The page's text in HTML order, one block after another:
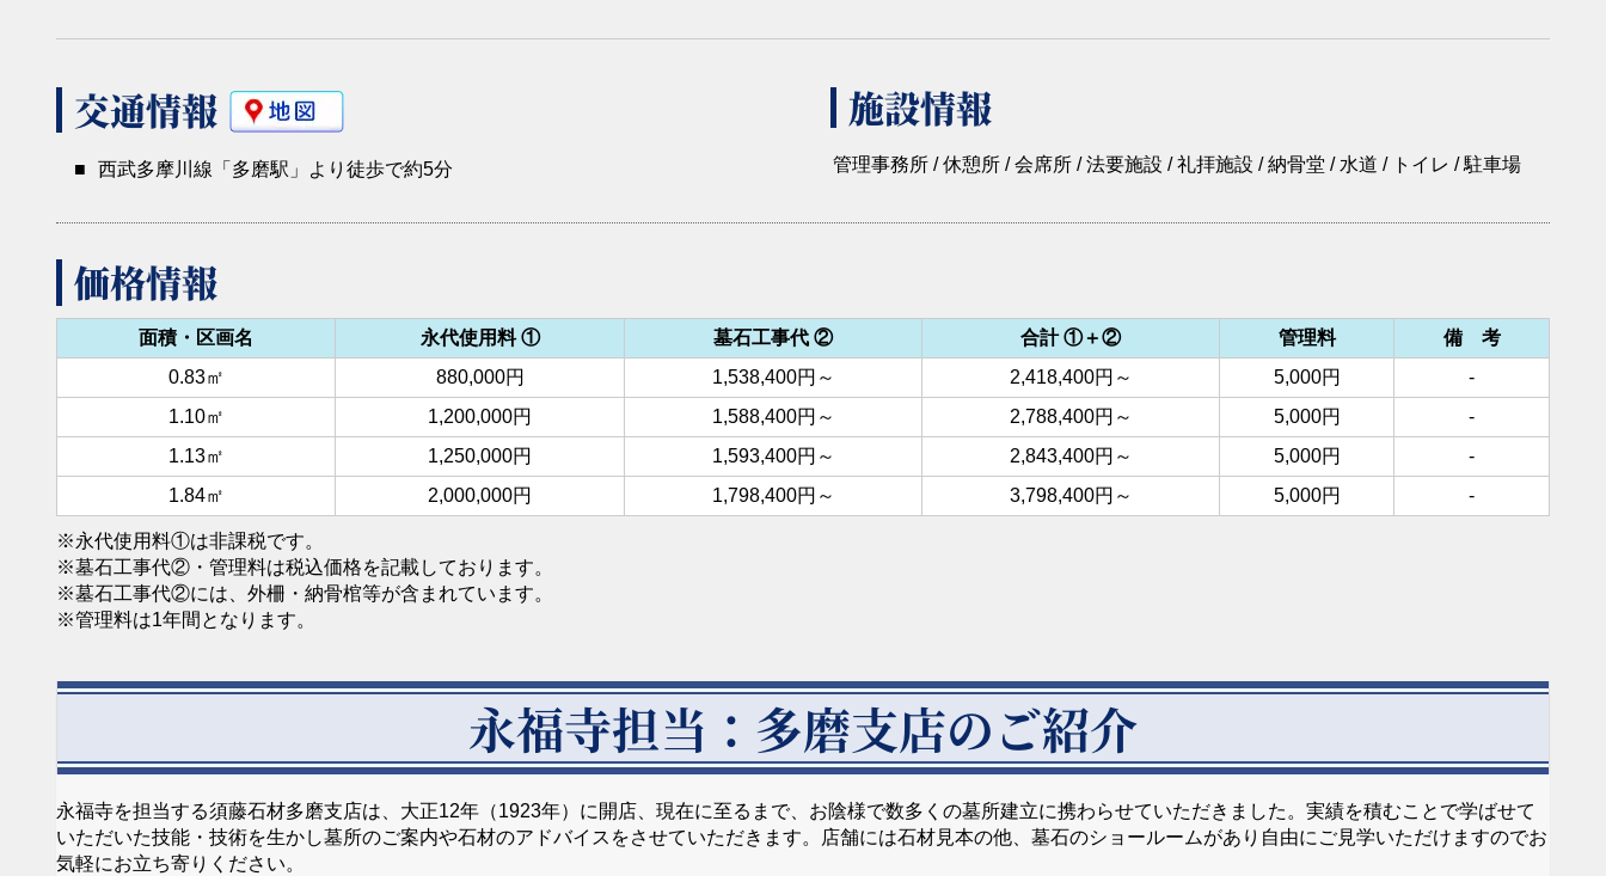
交通情報
■ 西武多摩川線「多磨駅」より徒歩で約5分
施設情報
管理事務所 / 休憩所 / 会席所 / 法要施設 / 礼拝施設 / 納骨堂 / 水道 / トイレ / 駐車場
価格情報
面積・区画名 永代使用料 ① 墓石工事代 ② 合計 ①＋② 管理料
備 考
0.83㎡
880,000円 1,538,400円～ 2,418,400円～ 5,000円
-
1.10㎡
1,200,000円 1,588,400円～ 2,788,400円～ 5,000円
-
1.13㎡
1,250,000円 1,593,400円～ 2,843,400円～ 5,000円
-
1.84㎡
2,000,000円 1,798,400円～ 3,798,400円～ 5,000円 -
※永代使用料①は非課税です。
※墓石工事代②・管理料は税込価格を記載しております。
※墓石工事代②には、外柵・納骨棺等が含まれています。
※管理料は1年間となります。
永福寺担当： 多磨支店のご紹介
永福寺を担当する須藤石材多磨支店は、大正12年（1923年）に開店、現在に至るまで、お陰様で数多くの墓所建立に携わらせていただきました。実績を積むことで学ばせて
いただいた技能・技術を生かし墓所のご案内や石材のアドバイスをさせていただきます。店舗には石材見本の他、墓石のショールームがあり自由にご見学いただけますのでお
気軽にお立ち寄りください。